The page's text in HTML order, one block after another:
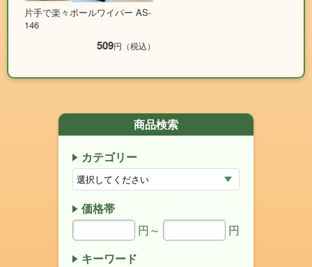
片手で楽々ボールワイパー AS-
146
509円（税込）
商品検索
カテゴリー
価格帯
円～
円
キーワード